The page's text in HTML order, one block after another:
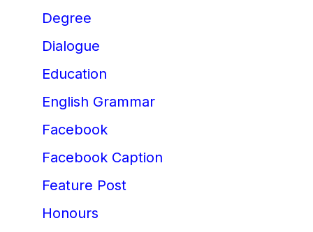
Degree
Dialogue
Education
English Grammar
Facebook
Facebook Caption
Feature Post
Honours